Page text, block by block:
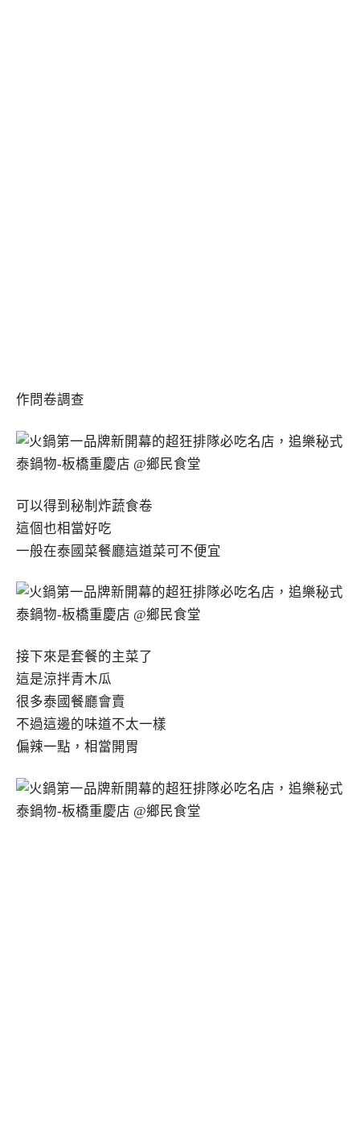
作問卷調查
可以得到秘制炸蔬食卷
這個也相當好吃
一般在泰國菜餐廳這道菜可不便宜
接下來是套餐的主菜了
這是涼拌青木瓜
很多泰國餐廳會賣
不過這邊的味道不太一樣
偏辣一點，相當開胃